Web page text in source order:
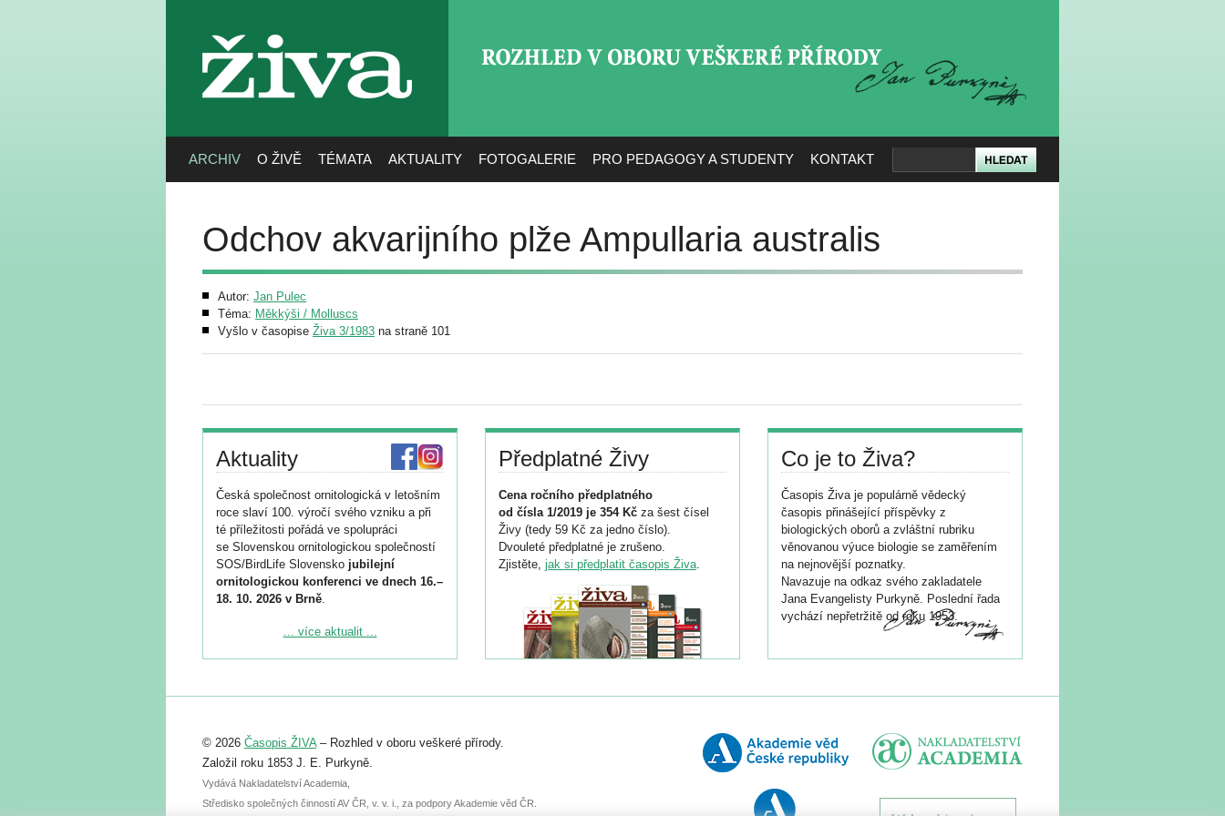
živa
ARCHIV O ŽIVĚ TÉMATA AKTUALITY FOTOGALERIE PRO PEDAGOGY A STUDENTY KONTAKT
Odchov akvarijního plže Ampullaria australis
Autor: Jan Pulec
Téma: Měkkýši / Molluscs
Vyšlo v časopise Živa 3/1983 na straně 101
Aktuality
Česká společnost ornitologická v letošním
roce slaví 100. výročí svého vzniku a při
té příležitosti pořádá ve spolupráci
se Slovenskou ornitologickou společností
SOS/BirdLife Slovensko jubilejní
ornitologickou konferenci ve dnech 16.–
18. 10. 2026 v Brně.
Podrobnější informace ke konferenci
Registrovat se můžete do 6. září.
abstraktu přihlášené přednášky nebo
posteru je už 30. června.
... více aktualit ...
Předplatné Živy
Cena ročního předplatného
od čísla 1/2019 je 354 Kč za šest čísel
Živy (tedy 59 Kč za jedno číslo).
Dvouleté předplatné je zrušeno.
Zjistěte, jak si předplatit časopis Živa.
Co je to Živa?
Časopis Živa je populárně vědecký
časopis přinášející příspěvky z
biologických oborů a zvláštní rubriku
věnovanou výuce biologie se zaměřením
na nejnovější poznatky.
Navazuje na odkaz svého zakladatele
Jana Evangelisty Purkyně. Poslední řada
vychází nepřetržitě od roku 1953.
© 2026 Časopis ŽIVA– Rozhled v oboru veškeré přírody.
Založil roku 1853 J. E. Purkyně.
Vydává Nakladatelství Academia,
Středisko společných činností AV ČR, v. v. i., za podpory Akademie věd ČR.